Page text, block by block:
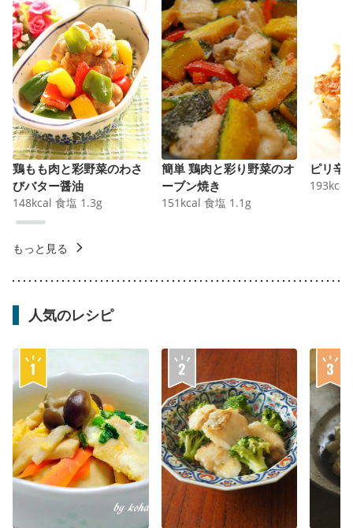
鶏もも肉と彩野菜のわさ
びバター醤油
148kcal 食塩 1.3g
簡単 鶏肉と彩り野菜のオ
ーブン焼き
151 kcal 食塩 1.1 g
ピリ辛
193kcal
もっと見る
人気のレシピ